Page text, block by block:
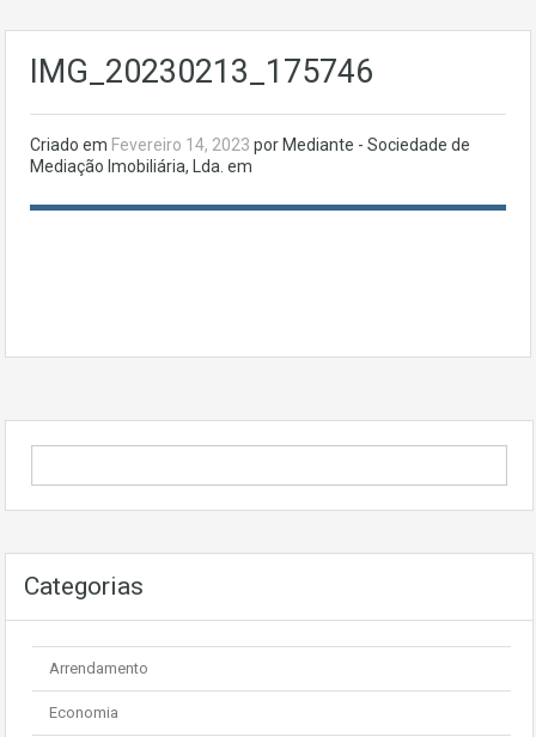
IMG_20230213_175746
Criado em Fevereiro 14, 2023 por Mediante - Sociedade de
Mediação Imobiliária, Lda. em
Categorias
Arrendamento
Economia